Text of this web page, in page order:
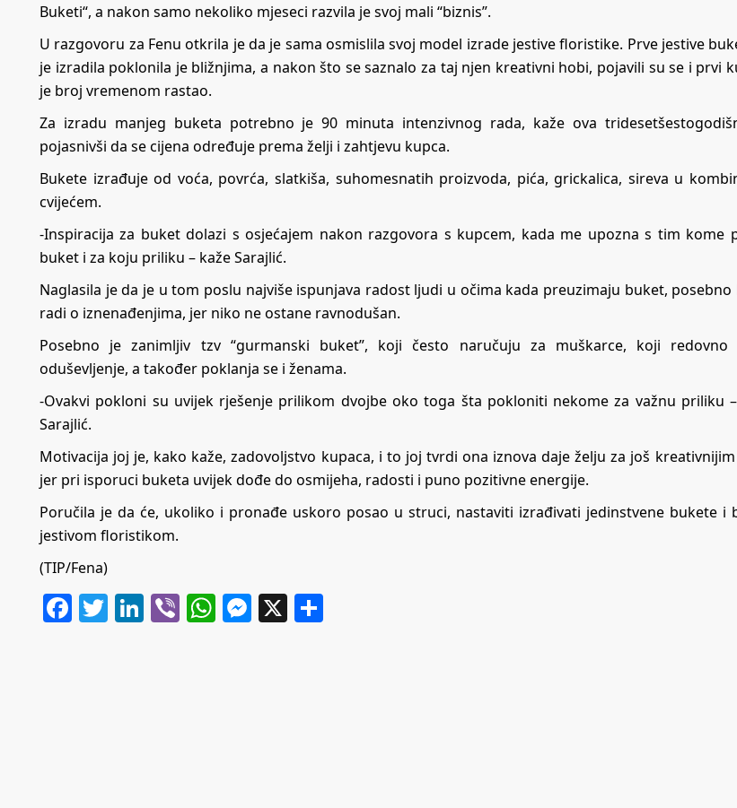
Buketi“, a nakon samo nekoliko mjeseci razvila je svoj mali “biznis”.
U razgovoru za Fenu otkrila je da je sama osmislila svoj model izrade jestive floristike. Prve jestive
je izradila poklonila je bližnjima, a nakon što se saznalo za taj njen kreativni hobi, pojavili su se i prvi
je broj vremenom rastao.
Za izradu manjeg buketa potrebno je 90 minuta intenzivnog rada, kaže ova
pojasnivši da se cijena određuje prema želji i zahtjevu kupca.
Bukete izrađuje od voća, povrća, slatkiša, suhomesnatih proizvoda, pića, grickalica, sireva u
cvijećem.
-Inspiracija za buket dolazi s osjećajem nakon razgovora s kupcem, kada me upozna s tim kome
buket i za koju priliku – kaže Sarajlić.
Naglasila je da je u tom poslu najviše ispunjava radost ljudi u očima kada preuzimaju buket, posebno
radi o iznenađenjima, jer niko ne ostane ravnodušan.
Posebno je zanimljiv tzv “gurmanski buket”, koji često naručuju za muškarce, koji redovno
oduševljenje, a također poklanja se i ženama.
-Ovakvi pokloni su uvijek rješenje prilikom dvojbe oko toga šta pokloniti nekome za važnu priliku
Sarajlić.
Motivacija joj je, kako kaže, zadovoljstvo kupaca, i to joj tvrdi ona iznova daje želju za još
jer pri isporuci buketa uvijek dođe do osmijeha, radosti i puno pozitivne energije.
Poručila je da će, ukoliko i pronađe uskoro posao u struci, nastaviti izrađivati jedinstvene bukete i
jestivom floristikom.
(TIP/Fena)
Facebook
Twitter
LinkedIn
ViberWhatsApp
Messenger
X